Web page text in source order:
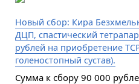
Новый сбор: Кира
ДЦП, спастический
рублей на приобретение
голеностопный сустав).
Сумма к сбору 90 000